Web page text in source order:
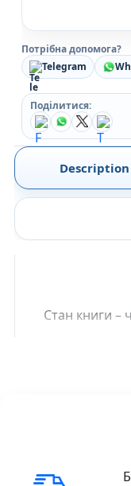
Потрібна допомога?
Telegram
Поділитися:
Description
Стан книги –